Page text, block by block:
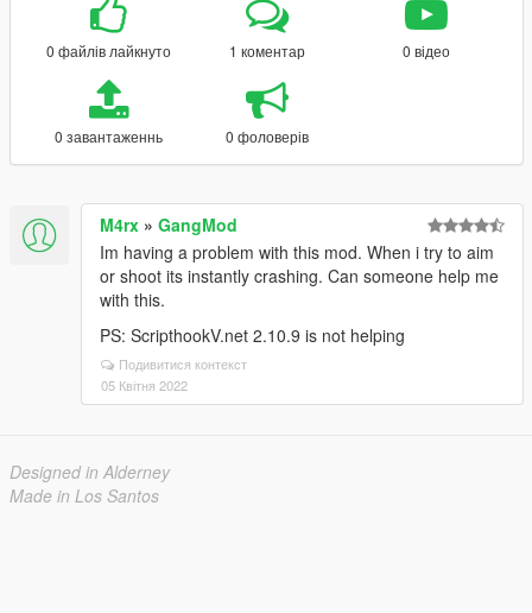
0 файлів лайкнуто 1 коментар 0 відео
0 завантаженнь 0 фоловерів
M4rx » GangMod
Im having a problem with this mod. When i try to aim
or shoot its instantly crashing. Can someone help me
with this.
PS: ScripthookV.net 2.10.9 is not helping
Подивитися контекст
05 Квітня 2022
Designed in Alderney
Made in Los Santos